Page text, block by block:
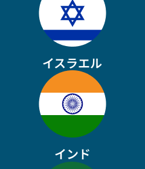
イスラエル
インド